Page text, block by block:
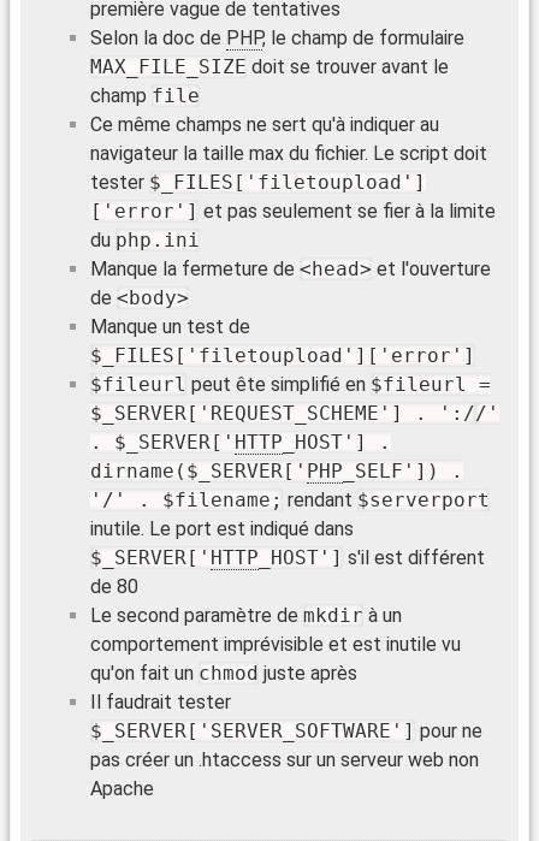
première vague de tentatives
Selon la doc de PHP, le champ de formulaire
MAX_FILE_SIZE doit se trouver avant le
champ file
Ce même champs ne sert qu'à indiquer au
navigateur la taille max du fichier. Le script doit
tester $_FILES['filetoupload']
['error'] et pas seulement se fier à la limite
du php.ini
Manque la fermeture de <head> et l'ouverture
de <body>
Manque un test de
$_FILES['filetoupload']['error']
$fileurl peut ête simplifié en $fileurl =
$_SERVER['REQUEST_SCHEME'] . '://'
. $_SERVER[' HTTP _HOST'] .
dirname($_SERVER[' PHP _SELF']) .
'/' . $filename; rendant $serverport
inutile. Le port est indiqué dans
$_SERVER[' HTTP _HOST'] s'il est différent
de 80
Le second paramètre de mkdir à un
comportement imprévisible et est inutile vu
qu'on fait un chmod juste après
Il faudrait tester
$_SERVER['SERVER_SOFTWARE'] pour ne
pas créer un .htaccess sur un serveur web non
Apache